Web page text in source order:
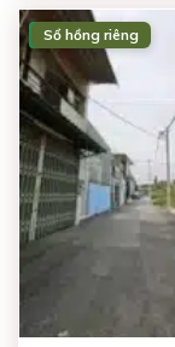
ĐANG BÁN
Sổ hồng riêng